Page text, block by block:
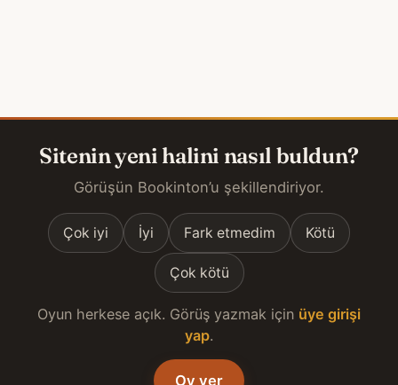
Sitenin yeni halini nasıl buldun?
Görüşün Bookinton’u şekillendiriyor.
Çok iyi İyi Fark etmedim Kötü
Çok kötü
Oyun herkese açık. Görüş yazmak için üye girişi
yap.
Oy ver